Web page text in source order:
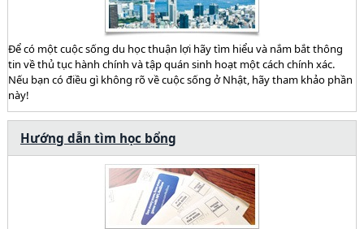
Để có một cuộc sống du học thuận lợi hãy tìm hiểu và nắm bắt thông
tin về thủ tục hành chính và tập quán sinh hoạt một cách chính xác.
Nếu bạn có điều gì không rõ về cuộc sống ở Nhật, hãy tham khảo phần
này!
Hướng dẫn tìm học bổng